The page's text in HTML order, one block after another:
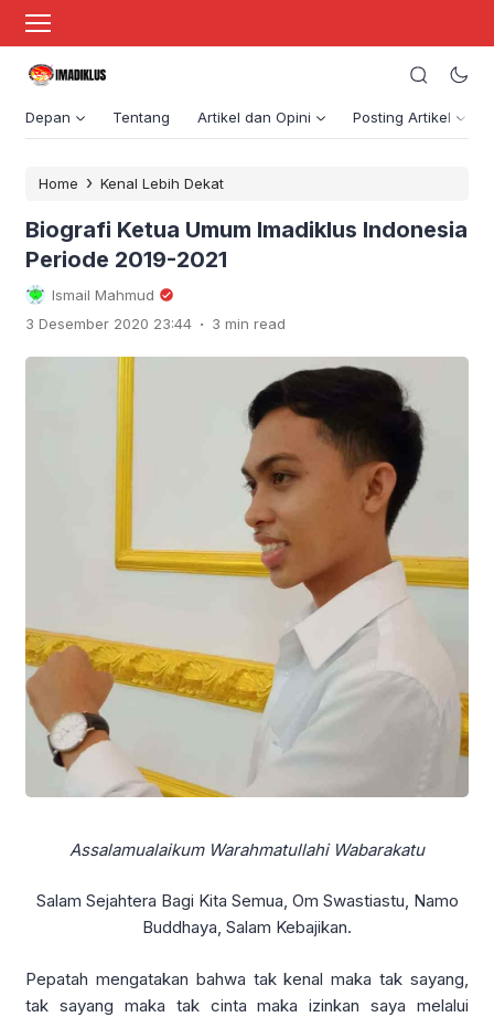
Depan Tentang Artikel dan Opini Posting Artikel
Home › Kenal Lebih Dekat
Biografi Ketua Umum Imadiklus Indonesia
Periode 2019-2021
Ismail Mahmud
3 Desember 2020 23:44 . 3 min read
Assalamualaikum Warahmatullahi Wabarakatu
Salam Sejahtera Bagi Kita Semua, Om Swastiastu, Namo
Buddhaya, Salam Kebajikan.
Pepatah mengatakan bahwa tak kenal maka tak sayang,
tak sayang maka tak cinta maka izinkan saya melalui